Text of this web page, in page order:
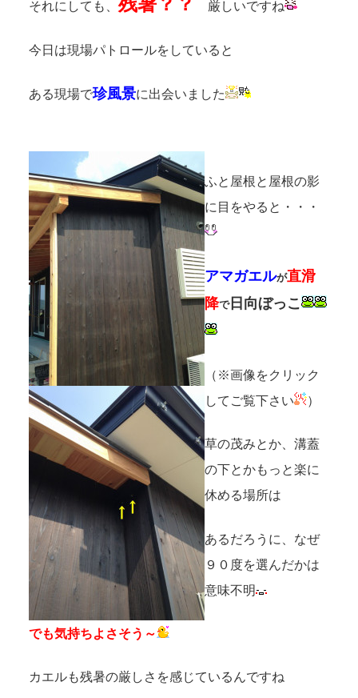
それにしても、残暑？？ 厳しいですね
今日は現場パトロールをしていると
ある現場で珍風景に出会いました
ふと屋根と屋根の影
に目をやると・・・
アマガエルが直滑
降で日向ぼっこ
（※画像をクリック
してご覧下さい
）
草の茂みとか、溝蓋
の下とかもっと楽に
休める場所は
あるだろうに、なぜ
９０度を選んだかは
意味不明
でも気持ちよさそう～
カエルも残暑の厳しさを感じているんですね